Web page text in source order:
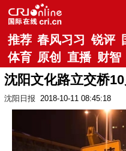
推荐 春风习习 锐评
体育 原创 直播 财智
沈阳文化路立交桥
沈阳日报 2018-10-11 08:45:18